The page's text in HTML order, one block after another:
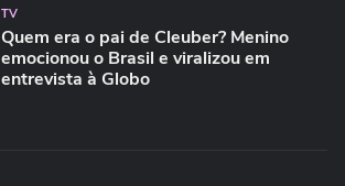
TV
Quem era o pai de Cleuber? Menino
emocionou o Brasil e viralizou em
entrevista à Globo